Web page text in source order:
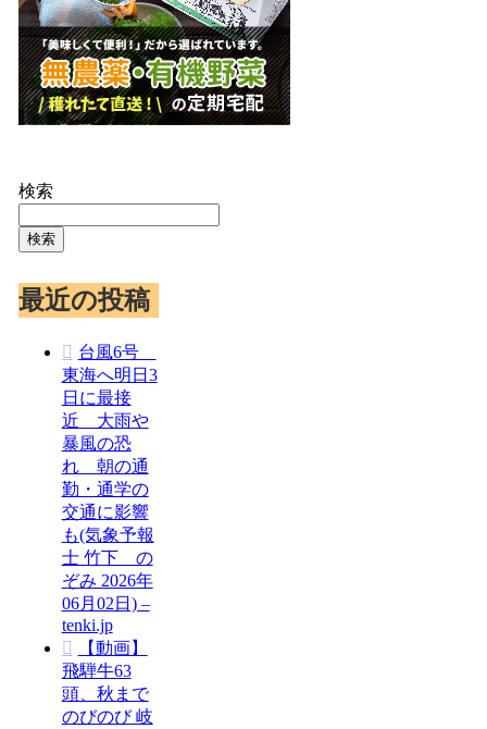
検索
検索
最近の投稿
台風6号
東海へ明日3
日に最接
近 大雨や
暴風の恐
れ 朝の通
勤・通学の
交通に影響
も(気象予報
士 竹下 の
ぞみ 2026年
06月02日) –
tenki.jp
【動画】
飛騨牛63
頭、秋まで
のびのび 岐